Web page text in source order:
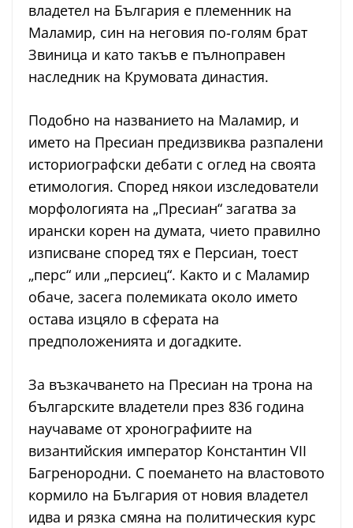
владетел на България е племенник на
Маламир, син на неговия по-голям брат
Звиница и като такъв е пълноправен
наследник на Крумовата династия.
Подобно на названието на Маламир, и
името на Пресиан предизвиква разпалени
историографски дебати с оглед на своята
етимология. Според някои изследователи
морфологията на „Пресиан“ загатва за
ирански корен на думата, чието правилно
изписване според тях е Персиан, тоест
„перс“ или „персиец“. Както и с Маламир
обаче, засега полемиката около името
остава изцяло в сферата на
предположенията и догадките.
За възкачването на Пресиан на трона на
българските владетели през 836 година
научаваме от хронографиите на
византийския император Константин VII
Багренородни. С поемането на властовото
кормило на България от новия владетел
идва и рязка смяна на политическия курс